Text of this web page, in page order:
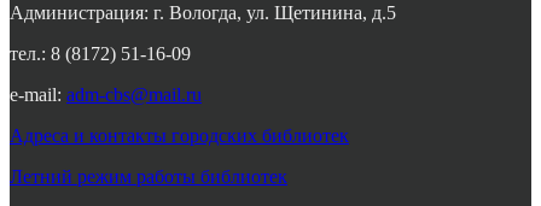
Администрация: г. Вологда, ул. Щетинина, д.5
тел.: 8 (8172) 51-16-09
e-mail: adm-cbs@mail.ru
Адреса и контакты городских библиотек
Летний режим работы библиотек